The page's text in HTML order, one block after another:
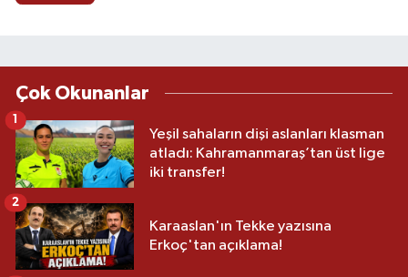
Çok Okunanlar
Yeşil sahaların dişi aslanları klasman
atladı: Kahramanmaraş’tan üst lige
iki transfer!
Karaaslan'ın Tekke yazısına
Erkoç'tan açıklama!
2